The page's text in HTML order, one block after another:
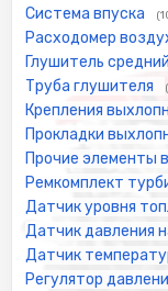
Система впуска
Расходомер
Глушитель средний
Труба глушителя
Крепления
Прокладки
Прочие элементы
Ремкомплект
Датчик уровня
Датчик давления
Датчик
Регулятор